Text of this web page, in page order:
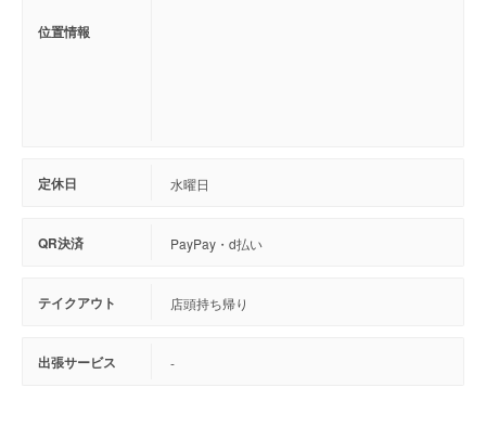
位置情報
定休日 水曜日
QR決済 PayPay・d払い
テイクアウト 店頭持ち帰り
出張サービス -